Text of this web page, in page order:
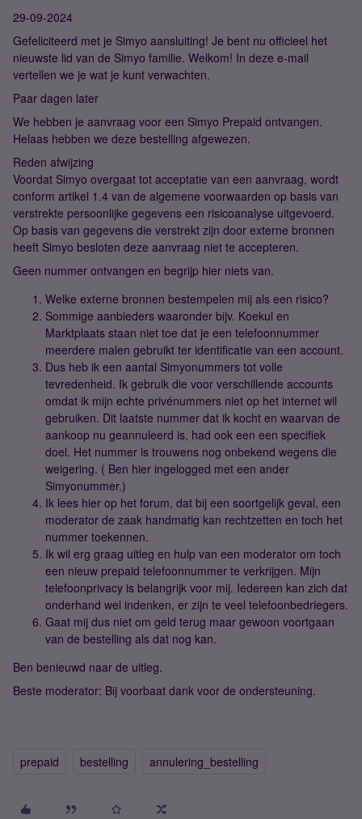
29-09-2024
Gefeliciteerd met je Simyo aansluiting! Je bent nu officieel het
nieuwste lid van de Simyo familie. Welkom! In deze e-mail
vertellen we je wat je kunt verwachten.
Paar dagen later
We hebben je aanvraag voor een Simyo Prepaid ontvangen.
Helaas hebben we deze bestelling afgewezen.
Reden afwijzing
Voordat Simyo overgaat tot acceptatie van een aanvraag, wordt
conform artikel 1.4 van de algemene voorwaarden op basis van
verstrekte persoonlijke gegevens een risicoanalyse uitgevoerd.
Op basis van gegevens die verstrekt zijn door externe bronnen
heeft Simyo besloten deze aanvraag niet te accepteren.
Geen nummer ontvangen en begrijp hier niets van.
Welke externe bronnen bestempelen mij als een risico?
Sommige aanbieders waaronder bijv. Koekul en
Marktplaats staan niet toe dat je een telefoonnummer
meerdere malen gebruikt ter identificatie van een account.
Dus heb ik een aantal Simyonummers tot volle
tevredenheid. Ik gebruik die voor verschillende accounts
omdat ik mijn echte privénummers niet op het internet wil
gebruiken. Dit laatste nummer dat ik kocht en waarvan de
aankoop nu geannuleerd is, had ook een een specifiek
doel. Het nummer is trouwens nog onbekend wegens die
weigering. ( Ben hier ingelogged met een ander
Simyonummer.)
Ik lees hier op het forum, dat bij een soortgelijk geval, een
moderator de zaak handmatig kan rechtzetten en toch het
nummer toekennen.
Ik wil erg graag uitleg en hulp van een moderator om toch
een nieuw prepaid telefoonnummer te verkrijgen. Mijn
telefoonprivacy is belangrijk voor mij. Iedereen kan zich dat
onderhand wel indenken, er zijn te veel telefoonbedriegers.
Gaat mij dus niet om geld terug maar gewoon voortgaan
van de bestelling als dat nog kan.
Ben benieuwd naar de uitleg.
Beste moderator: Bij voorbaat dank voor de ondersteuning.
prepaid bestelling annulering_bestelling